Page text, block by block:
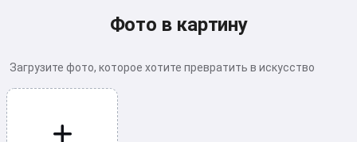
Фото в картину
Загрузите фото, которое хотите превратить в искусство